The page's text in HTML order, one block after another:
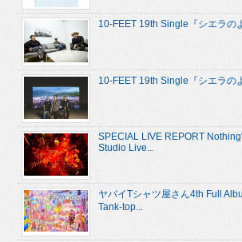
10-FEET 19th Single『シエラの
10-FEET 19th Single『シエラの
SPECIAL LIVE REPORT
Studio Live...
ヤバイTシャツ屋さん4th Full
Tank-top...